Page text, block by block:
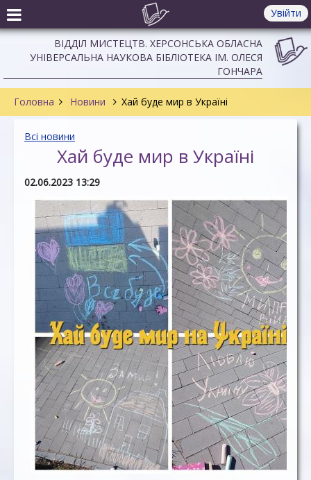
Увійти
ВІДДІЛ МИСТЕЦТВ. ХЕРСОНСЬКА ОБЛАСНА
УНІВЕРСАЛЬНА НАУКОВА БІБЛІОТЕКА ІМ. ОЛЕСЯ
ГОНЧАРА
Головна Новини Хай буде мир в Україні
Всі новини
Хай буде мир в Україні
02.06.2023 13:29